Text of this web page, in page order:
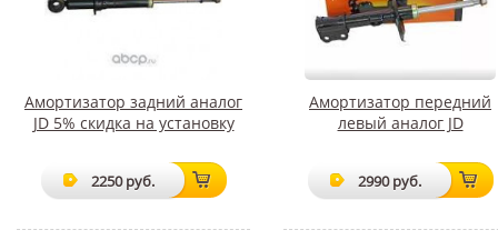
Амортизатор задний аналог
JD 5% скидка на установку
2250 руб.
Амортизатор передний
левый аналог JD
2990 руб.